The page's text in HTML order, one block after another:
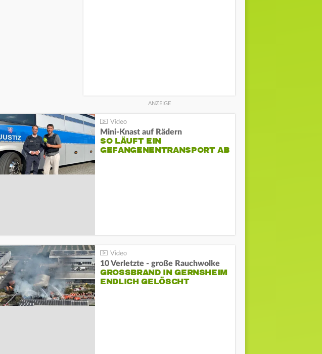
Mini-Knast auf Rädern
SO LÄUFT EIN
GEFANGENENTRANSPORT AB
10 Verletzte - große Rauchwolke
GROSSBRAND IN GERNSHEIM E
NDLICH GELÖSCHT